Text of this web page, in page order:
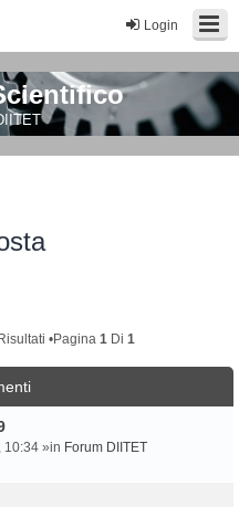
Login
•Pagina 1 Di 1
10:34 »in Forum DIITET